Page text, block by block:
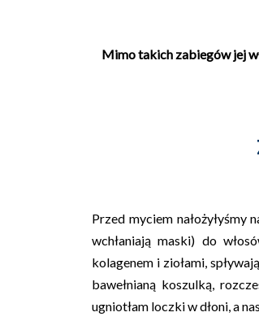
Mimo takich zabiegów jej
Przed myciem
wchłaniają maski) do
kolagenem i ziołami,
bawełnianą koszulką,
ugniotłam loczki w dłoni, a